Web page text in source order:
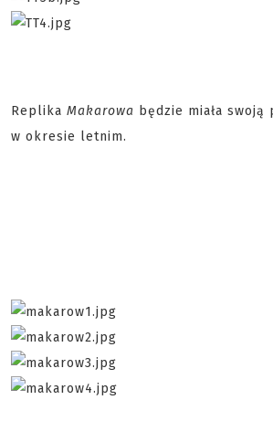
Replika Makarowa będzie miała
w okresie letnim.